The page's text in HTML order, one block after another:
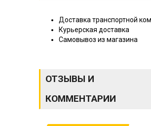
Доставка транспортной
Курьерская доставка
Самовывоз из магазина
ОТЗЫВЫ И
КОММЕНТАРИИ